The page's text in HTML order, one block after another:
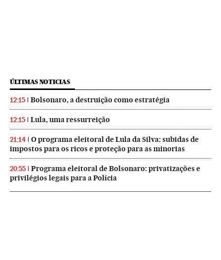
ÚLTIMAS NOTICIAS
12:15 Bolsonaro, a destruição como estratégia
12:15 Lula, uma ressurreição
21:14
O programa eleitoral de Lula da Silva: subidas de
impostos para os ricos e proteção para as minorias
20:55
Programa eleitoral de Bolsonaro: privatizações e
privilégios legais para a Polícia